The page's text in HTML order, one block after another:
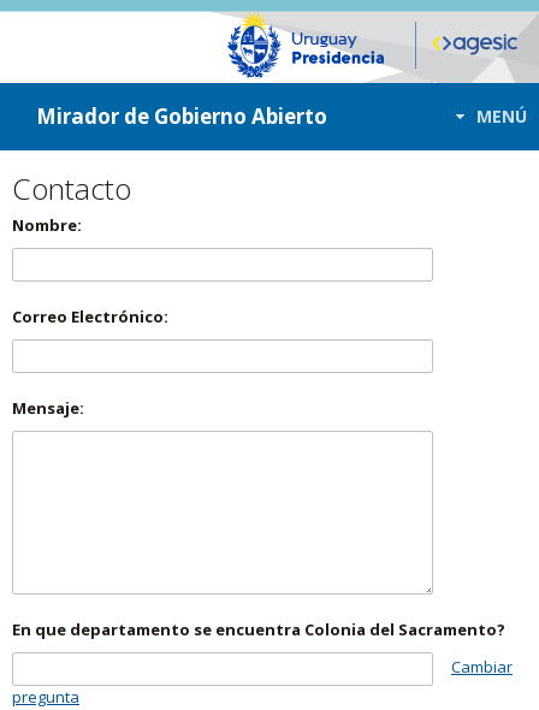
ir a contenido
ir al menú
Mirador de Gobierno Abierto MENÚ
Contacto
Nombre:
Correo Electrónico:
Mensaje:
En que departamento se encuentra Colonia del Sacramento?
Cambiar
pregunta